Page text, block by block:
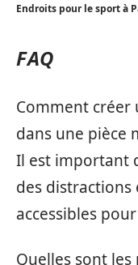
Endroits pour le sport à
FAQ
Comment créer
dans une pièce
Il est important
des distractions
accessibles
Quelles sont